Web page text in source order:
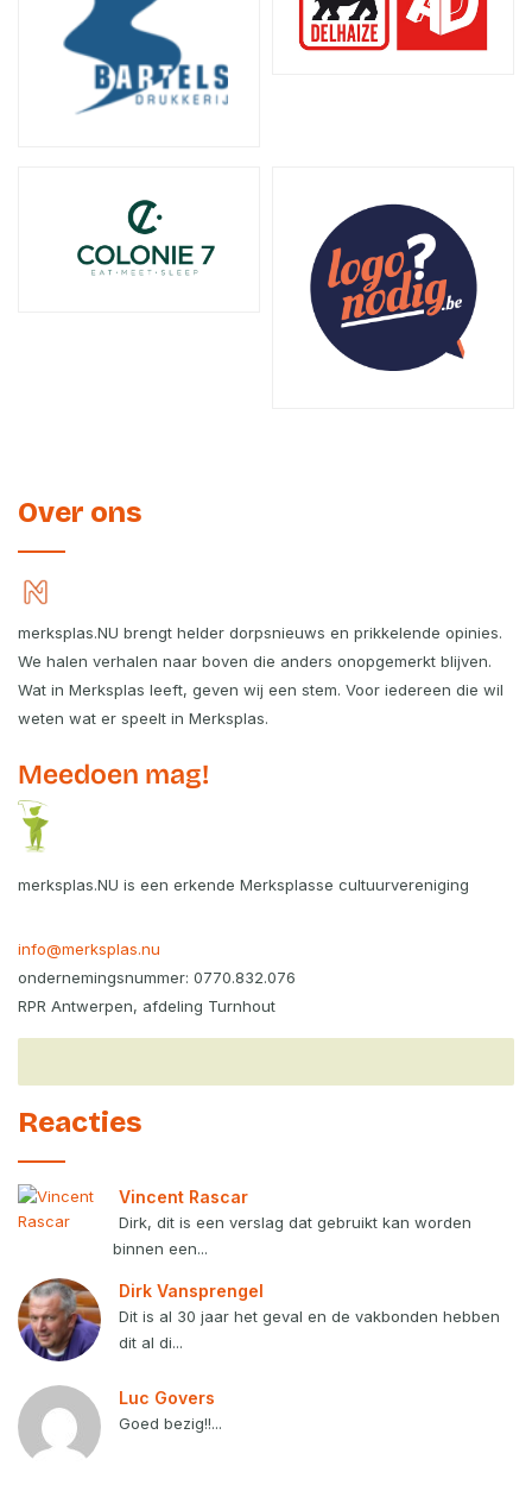
Over ons
merksplas.NU brengt helder dorpsnieuws en prikkelende opinies.
We halen verhalen naar boven die anders onopgemerkt blijven.
Wat in Merksplas leeft, geven wij een stem. Voor iedereen die wil
weten wat er speelt in Merksplas.
Meedoen mag!
merksplas.NU is een erkende Merksplasse cultuurvereniging
info@merksplas.nu
ondernemingsnummer: 0770.832.076
RPR Antwerpen, afdeling Turnhout
Reacties
Vincent Rascar
Dirk, dit is een verslag dat gebruikt kan worden
binnen een...
Dirk Vansprengel
Dit is al 30 jaar het geval en de vakbonden hebben
dit al di...
Luc Govers
Goed bezig!!...